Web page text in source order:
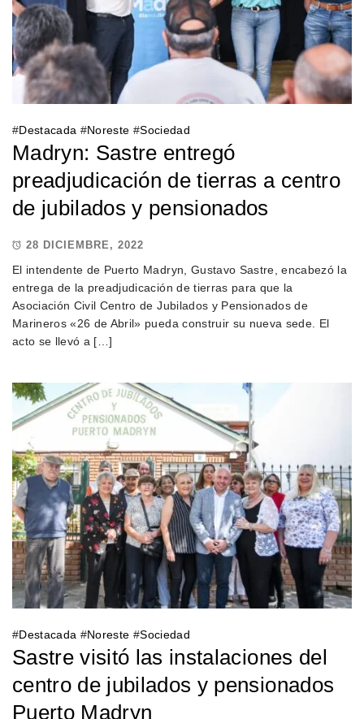
#Destacada #Noreste #Sociedad
Madryn: Sastre entregó
preadjudicación de tierras a centro
de jubilados y pensionados
28 DICIEMBRE, 2022
El intendente de Puerto Madryn, Gustavo Sastre, encabezó la
entrega de la preadjudicación de tierras para que la
Asociación Civil Centro de Jubilados y Pensionados de
Marineros «26 de Abril» pueda construir su nueva sede. El
acto se llevó a […]
#Destacada #Noreste #Sociedad
Sastre visitó las instalaciones del
centro de jubilados y pensionados
Puerto Madryn